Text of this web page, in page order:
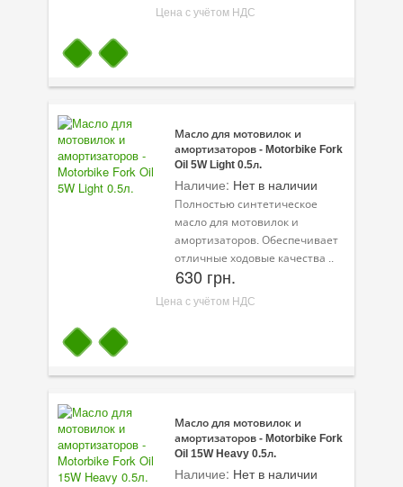
Цена с учётом НДС
Масло для мотовилок и
амортизаторов - Motorbike Fork
Oil 5W Light 0.5л.
Наличие: Нет в наличии
Полностью синтетическое
масло для мотовилок и
амортизаторов. Обеспечивает
отличные ходовые качества ..
630 грн.
Цена с учётом НДС
Масло для мотовилок и
амортизаторов - Motorbike Fork
Oil 15W Heavy 0.5л.
Наличие: Нет в наличии